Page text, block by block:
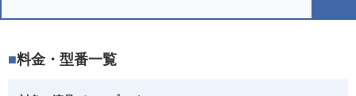
料金・型番一覧